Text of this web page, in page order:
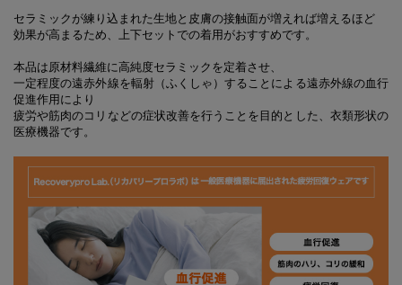
セラミックが練り込まれた生地と皮膚の接触面が増えれば増えるほど
効果が高まるため、上下セットでの着用がおすすめです。
本品は原材料繊維に高純度セラミックを定着させ、
一定程度の遠赤外線を輻射（ふくしゃ）することによる遠赤外線の血行
促進作用により
疲労や筋肉のコリなどの症状改善を行うことを目的とした、衣類形状の
医療機器です。